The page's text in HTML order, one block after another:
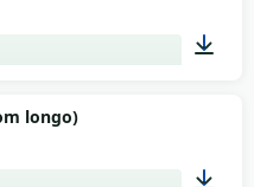
longo)